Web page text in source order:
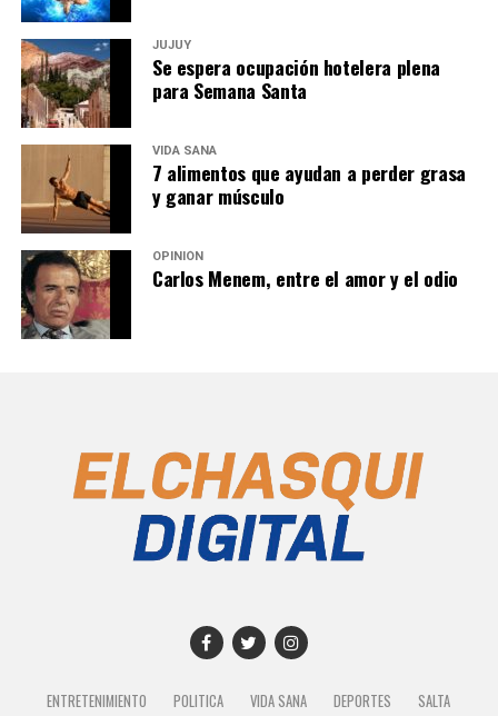
JUJUY
Se espera ocupación hotelera plena
para Semana Santa
VIDA SANA
7 alimentos que ayudan a perder grasa
y ganar músculo
OPINIÓN
Carlos Menem, entre el amor y el odio
ENTRETENIMIENTO POLITICA VIDA SANA DEPORTES SALTA